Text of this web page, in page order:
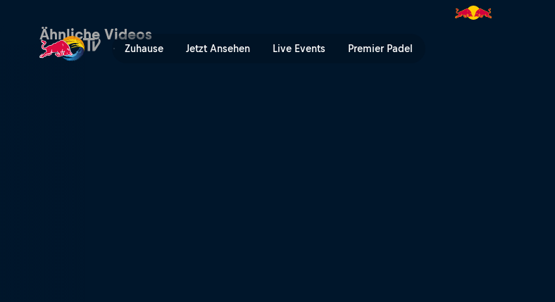
Zuhause Jetzt Ansehen Live Events Premier Padel
"The Ashtray" Skatepark in Kalifornien | Red Bull TV
Ähnliche Videos